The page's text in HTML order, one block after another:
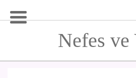
Nefes ve